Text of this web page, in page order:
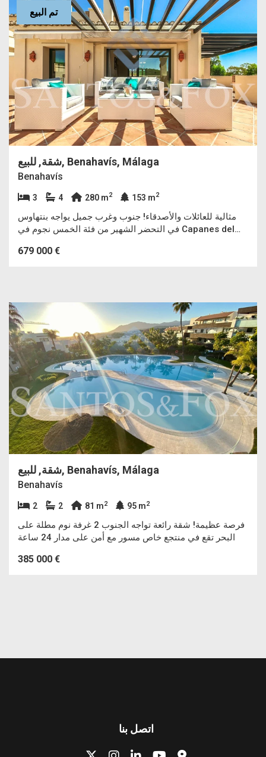
تم البيع
شقة, للبيع, Benahavís, Málaga
Benahavís
3 4 280 m2 153 m2
مثالية للعائلات والأصدقاء! جنوب وغرب جميل يواجه بنتهاوس
في التحضر الشهير من فئة الخمس نجوم في Capanes del
679 000 €
شقة, للبيع, Benahavís, Málaga
Benahavís
2 2 81 m2 95 m2
فرصة عظيمة! شقة رائعة تواجه الجنوب 2 غرفة نوم مطلة على
البحر تقع في منتجع خاص مسور مع أمن على مدار 24 ساعة
385 000 €
اتصل بنا